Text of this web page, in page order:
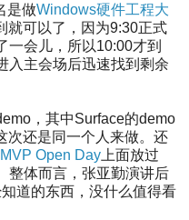
是做Windows硬件工程大
就可以了，因为9:30正式
一会儿，所以10:00才到
入主会场后迅速找到剩余
，其中Surface的demo
次还是同一个人来做。还
MVP Open Day 上面放过
整体而言，张亚勤演讲后
道的东西，没什么值得看